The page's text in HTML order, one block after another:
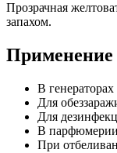
Прозрачная
запахом.
Применение
В
Для
Для
В
При